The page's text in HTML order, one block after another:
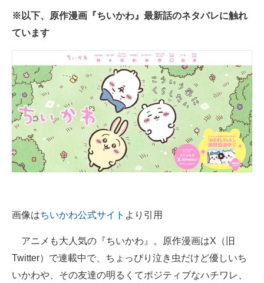
進化するPCとデバイスの未来
好きが集まる 比べて選べる
ビジネスと働き方のヒント
AI活用のいまが分かる
企業ITのトレンドを詳説
経営リーダーのコミュニティ
マーケ×ITの今がよく分かる
企業向けIT製品の総合サイト
IT製品の技術・比較・事例
※以下、原作漫画『ちいかわ』最新話のネタバレに触れ
ています
画像はちいかわ公式サイト より引用
アニメも大人気の『ちいかわ』。原作漫画はX（旧
Twitter）で連載中で、ちょっぴり泣き虫だけど優しいち
いかわや、その友達の明るくてポジティブなハチワレ、